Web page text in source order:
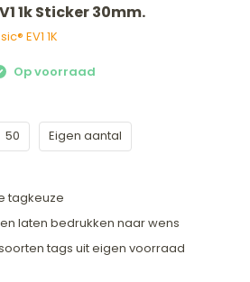
1k Sticker 30mm.
EV1 1K
50 Eigen aantal
tagkeuze
laten bedrukken naar wens
tags uit eigen voorraad